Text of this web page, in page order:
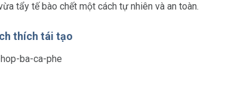
tẩy tế bào chết một cách tự nhiên và an toàn.
thích tái tạo